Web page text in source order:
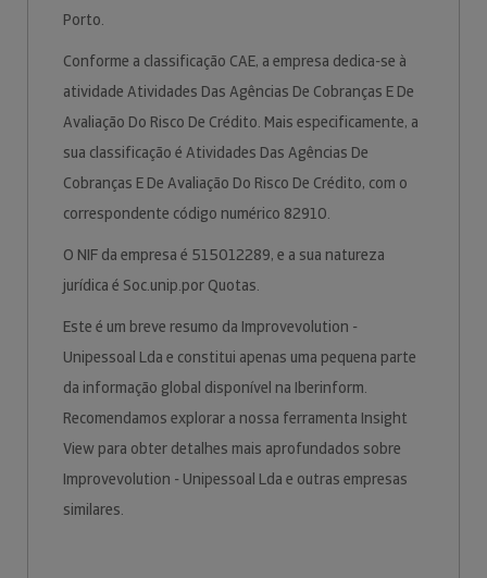
Porto.
Conforme a classificação CAE, a empresa dedica-se à
atividade Atividades Das Agências De Cobranças E De
Avaliação Do Risco De Crédito. Mais especificamente, a
sua classificação é Atividades Das Agências De
Cobranças E De Avaliação Do Risco De Crédito, com o
correspondente código numérico 82910.
O NIF da empresa é 515012289, e a sua natureza
jurídica é Soc.unip.por Quotas.
Este é um breve resumo da Improvevolution -
Unipessoal Lda e constitui apenas uma pequena parte
da informação global disponível na Iberinform.
Recomendamos explorar a nossa ferramenta Insight
View para obter detalhes mais aprofundados sobre
Improvevolution - Unipessoal Lda e outras empresas
similares.